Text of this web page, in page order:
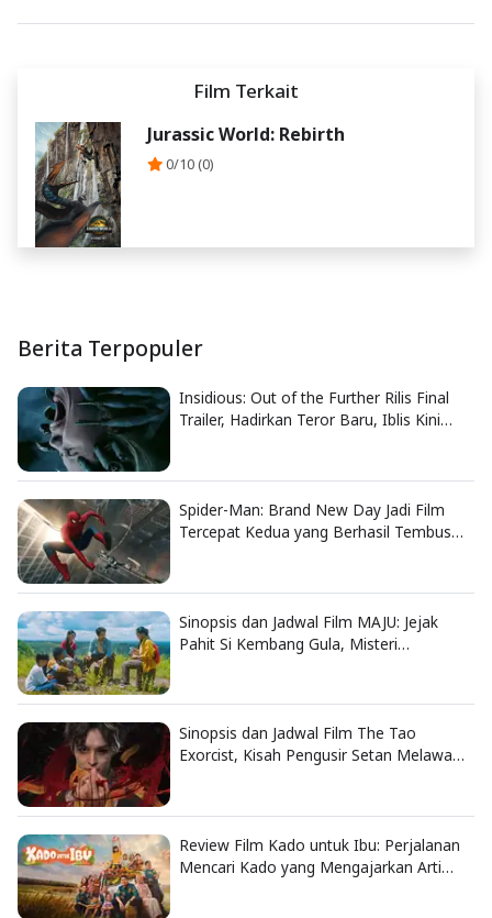
Film Terkait
Jurassic World: Rebirth
0/10 (0)
Berita Terpopuler
Insidious: Out of the Further Rilis Final
Trailer, Hadirkan Teror Baru, Iblis Kini
Spider-Man: Brand New Day Jadi Film
Tercepat Kedua yang Berhasil Tembus
Sinopsis dan Jadwal Film MAJU: Jejak
Pahit Si Kembang Gula, Misteri
Sinopsis dan Jadwal Film The Tao
Exorcist, Kisah Pengusir Setan Melawan
Review Film Kado untuk Ibu: Perjalanan
Mencari Kado yang Mengajarkan Arti